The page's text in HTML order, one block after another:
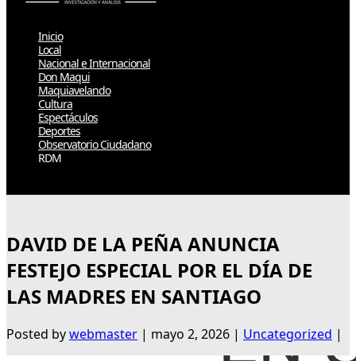
Inicio
Local
Nacional e Internacional
Don Maqui
Maquiavelando
Cultura
Espectáculos
Deportes
Observatorio Ciudadano
RDM
DAVID DE LA PEÑA ANUNCIA
FESTEJO ESPECIAL POR EL DÍA DE
LAS MADRES EN SANTIAGO
Posted bywebmaster | mayo 2, 2026 | Uncategorized |